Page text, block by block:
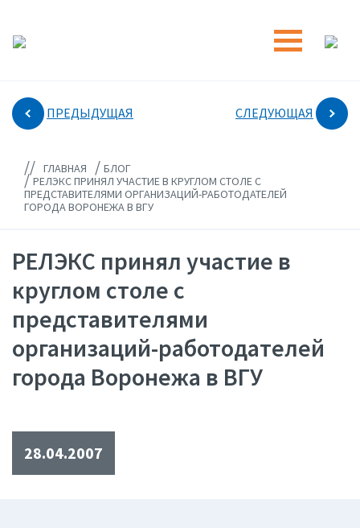
ПРЕДЫДУЩАЯ СЛЕДУЮЩАЯ
// ГЛАВНАЯ / БЛОГ
/РЕЛЭКС ПРИНЯЛ УЧАСТИЕ В КРУГЛОМ СТОЛЕ С
ПРЕДСТАВИТЕЛЯМИ ОРГАНИЗАЦИЙ-РАБОТОДАТЕЛЕЙ
ГОРОДА ВОРОНЕЖА В ВГУ
РЕЛЭКС принял участие в
круглом столе с
представителями
организаций-работодателей
города Воронежа в ВГУ
28.04.2007